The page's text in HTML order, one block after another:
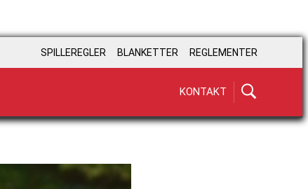
SPILLEREGLER BLANKETTER REGLEMENTER
KONTAKT